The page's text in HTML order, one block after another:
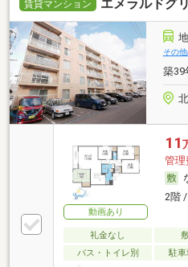
賃貸マンション エメラルドグ
その
築39
動画あり
11
管理
2階 /
礼金なし
バス・トイレ別
駐